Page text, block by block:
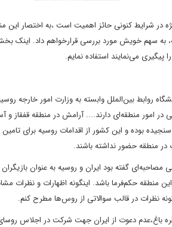
در شرایط کنونی حائز اهمیت است ،به اختصار این
به سهم خویش مورد بررسیقرارخواهم داد. اینک
پیگیری می‌نمایند استفادهنمایم.
روابط بین‌الملل وابسته بهوزارت امور خارجه
امور منطقه‌ای دارند.... آرامشدر منطقه قفقاز
بوده و این کشور از اقدامات روسیهبرای
منطقه حضور نداشته‌ باشند.
گفته بود ایران و روسیه به عنوان
منطقه حکم‌فرما باشد. اینگونه اظهارات و نظرات
نظرات در قالب سوالاتی از روس‌ها مطرح کنم.
جهت شرکت در اجلاس روسای